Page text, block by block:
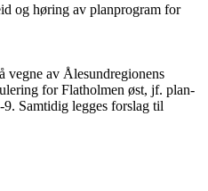
og høring av planprogram for
vegne av Ålesundregionens
for Flatholmen øst, jf. plan-
Samtidig legges forslag til